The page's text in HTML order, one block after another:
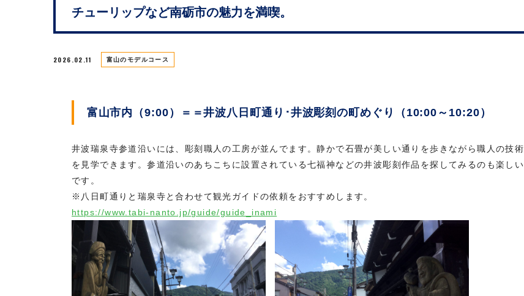
チューリップなど南砺市の魅力を満喫。
2026.02.11 富山のモデルコース
富山市内（9:00）＝＝井波八日町通り･井波彫刻の町めぐり（10:00～10:20）
井波瑞泉寺参道沿いには、彫刻職人の工房が並んでます。静かで石畳が美しい通りを歩きながら職人の技術
を見学できます。参道沿いのあちこちに設置されている七福神などの井波彫刻作品を探してみるのも楽しい
です。
※八日町通りと瑞泉寺と合わせて観光ガイドの依頼をおすすめします。
https://www.tabi-nanto.jp/guide/guide_inami